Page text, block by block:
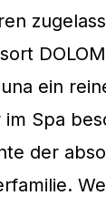
ein
Spa
der